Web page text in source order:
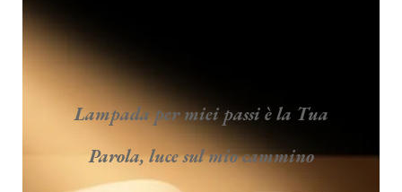
Lampada per miei passi è la Tua
Parola, luce sul mio cammino